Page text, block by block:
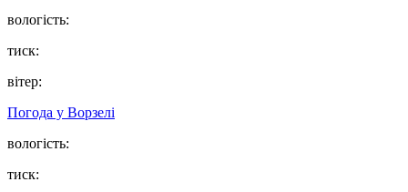
вологість:
тиск:
вітер:
Погода у Ворзелі
вологість:
тиск: